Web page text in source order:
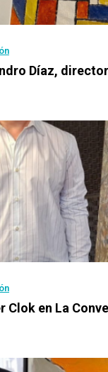
Díaz,
Clok en La